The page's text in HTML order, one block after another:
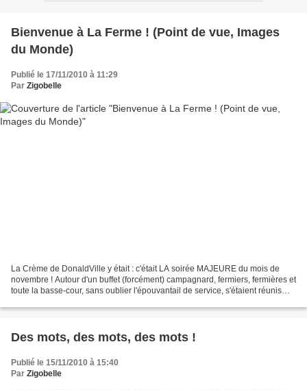
Bienvenue à La Ferme ! (Point de vue, Images
du Monde)
Publié le 17/11/2010 à 11:29
Par Zigobelle
La Crème de DonaldVille y était : c'était LA soirée MAJEURE du mois de
novembre ! Autour d'un buffet (forcément) campagnard, fermiers, fermières et
toute la basse-cour, sans oublier l'épouvantail de service, s'étaient réunis
Des mots, des mots, des mots !
Publié le 15/11/2010 à 15:40
Par Zigobelle